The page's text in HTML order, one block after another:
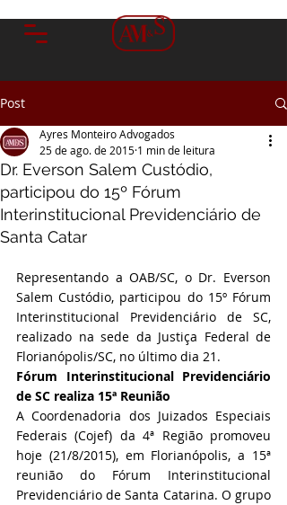
Post
Dr. Everson Salem Custódio,
participou do 15º Fórum
Interinstitucional Previdenciário de
Santa Catar
Ayres Monteiro Advogados
25 de ago. de 2015 1 min de leitura
Representando a OAB/SC, o Dr. Everson
Salem Custódio, participou do 15º Fórum
Interinstitucional Previdenciário de SC,
realizado na sede da Justiça Federal de
Florianópolis/SC, no último dia 21.
Fórum Interinstitucional Previdenciário
de SC realiza 15ª Reunião
A Coordenadoria dos Juizados Especiais
Federais (Cojef) da 4ª Região promoveu
hoje (21/8/2015), em Florianópolis, a 15ª
reunião do Fórum Interinstitucional
Previdenciário de Santa Catarina. O grupo